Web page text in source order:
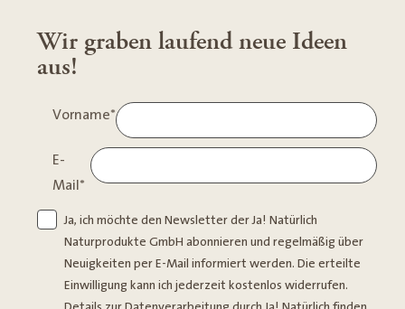
Wir graben laufend neue Ideen
aus!
Vorname*
E-
Mail*
Ja, ich möchte den Newsletter der Ja! Natürlich
Naturprodukte GmbH abonnieren und regelmäßig über
Neuigkeiten per E-Mail informiert werden. Die erteilte
Einwilligung kann ich jederzeit kostenlos widerrufen.